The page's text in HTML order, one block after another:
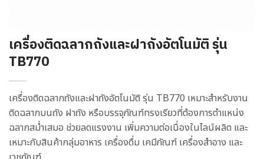
เครื่องติดฉลากถังและฝาถังอัตโนมัติ รุ่น
TB770
เครื่องติดฉลากถังและฝาถังอัตโนมัติ รุ่น TB770 เหมาะสำหรับงาน
ติดฉลากบนถัง ฝาถัง หรือบรรจุภัณฑ์ทรงเรียวที่ต้องการตำแหน่ง
ฉลากสม่ำเสมอ ช่วยลดแรงงาน เพิ่มความต่อเนื่องในไลน์ผลิต และ
เหมาะกับสินค้ากลุ่มอาหาร เครื่องดื่ม เคมีภัณฑ์ เครื่องสำอาง และ